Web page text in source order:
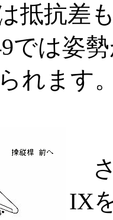
抵抗差
では姿
れます
さ
IX